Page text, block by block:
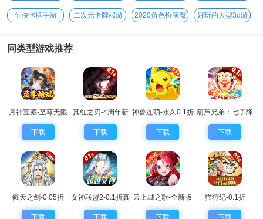
仙侠卡牌手游
二次元卡牌端游
2020角色扮演魔
好玩的大型3d游
同类型游戏推荐
月神宝藏-至尊无限
券
下载
真红之刃-4周年新
版本0.1折
下载
神兽连萌-永久0.1折
下载
葫芦兄弟：七子降
妖-0.1永久折扣
下载
戮天之剑-0.05折
下载
女神联盟2-0.1折真
女神
下载
云上城之歌-全新版
本
下载
猫狩纪-0.1折
下载